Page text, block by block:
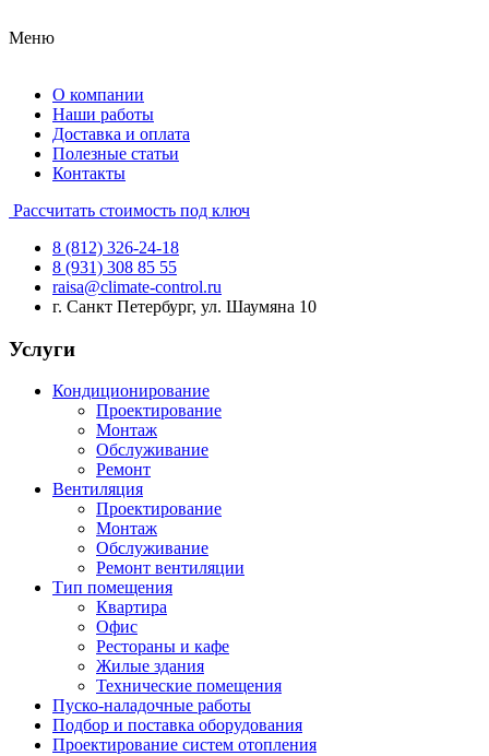
Меню
О компании
Наши работы
Доставка и оплата
Полезные статьи
Контакты
Рассчитать стоимость под ключ
8 (812) 326-24-18
8 (931) 308 85 55
raisa@climate-control.ru
г. Санкт Петербург, ул. Шаумяна 10
Услуги
Кондиционирование
Проектирование
Монтаж
Обслуживание
Ремонт
Вентиляция
Проектирование
Монтаж
Обслуживание
Ремонт вентиляции
Тип помещения
Квартира
Офис
Рестораны и кафе
Жилые здания
Технические помещения
Пуско-наладочные работы
Подбор и поставка оборудования
Проектирование систем отопления